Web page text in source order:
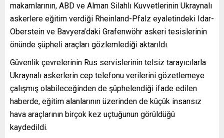
makamlarının, ABD ve Alman Silahlı Kuvvetlerinin Ukraynalı
askerlere eğitim verdiği Rheinland-Pfalz eyaletindeki Idar-
Oberstein ve Bavyera’daki Grafenwöhr askeri tesislerinin
önünde şüpheli araçları gözlemlediği aktarıldı.
Güvenlik çevrelerinin Rus servislerinin telsiz tarayıcılarla
Ukraynalı askerlerin cep telefonu verilerini gözetlemeye
çalışmış olabileceğinden de şüphelendiği ifade edilen
haberde, eğitim alanlarının üzerinden de küçük insansız
hava araçlarının birçok kez uçtuğunun görüldüğü
kaydedildi.